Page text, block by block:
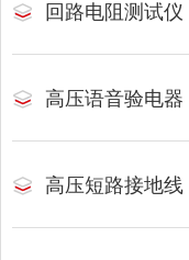
回路电阻测试仪
高压语音验电器
高压短路接地线